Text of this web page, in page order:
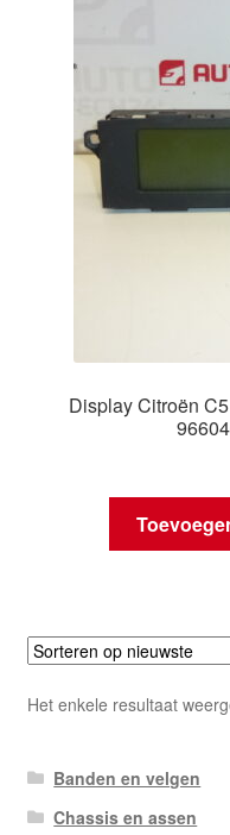
Display Citroën
Het enkele resultaat
Banden en velgen
Chassis en assen